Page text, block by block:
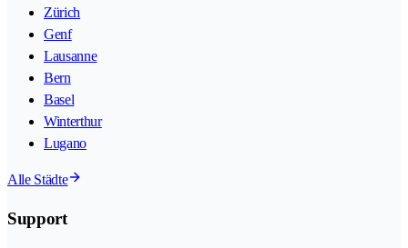
Zürich
Genf
Lausanne
Bern
Basel
Winterthur
Lugano
Alle Städte
Support